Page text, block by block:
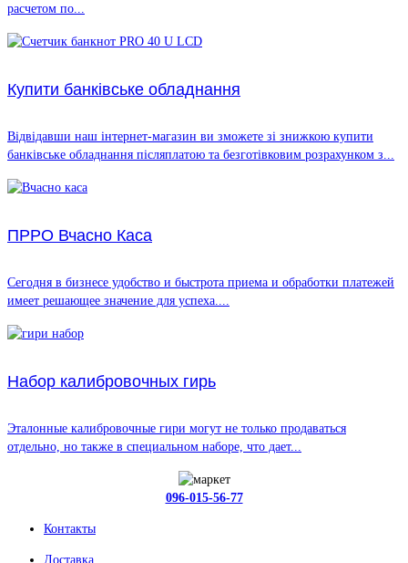
расчетом по...
Купити банківське обладнання
Відвідавши наш інтернет-магазин ви зможете зі знижкою купити
банківське обладнання післяплатою та безготівковим розрахунком з...
ПРРО Вчасно Каса
Сегодня в бизнесе удобство и быстрота приема и обработки платежей
имеет решающее значение для успеха....
Набор калибровочных гирь
Эталонные калибровочные гири могут не только продаваться
отдельно, но также в специальном наборе, что дает...
096-015-56-77
Контакты
Доставка